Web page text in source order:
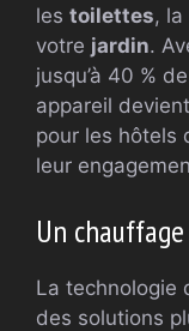
les toilettes, la
votre jardin.
jusqu’à 40 %
appareil
pour les hôtels
leur
Un
La technologie
des solutions